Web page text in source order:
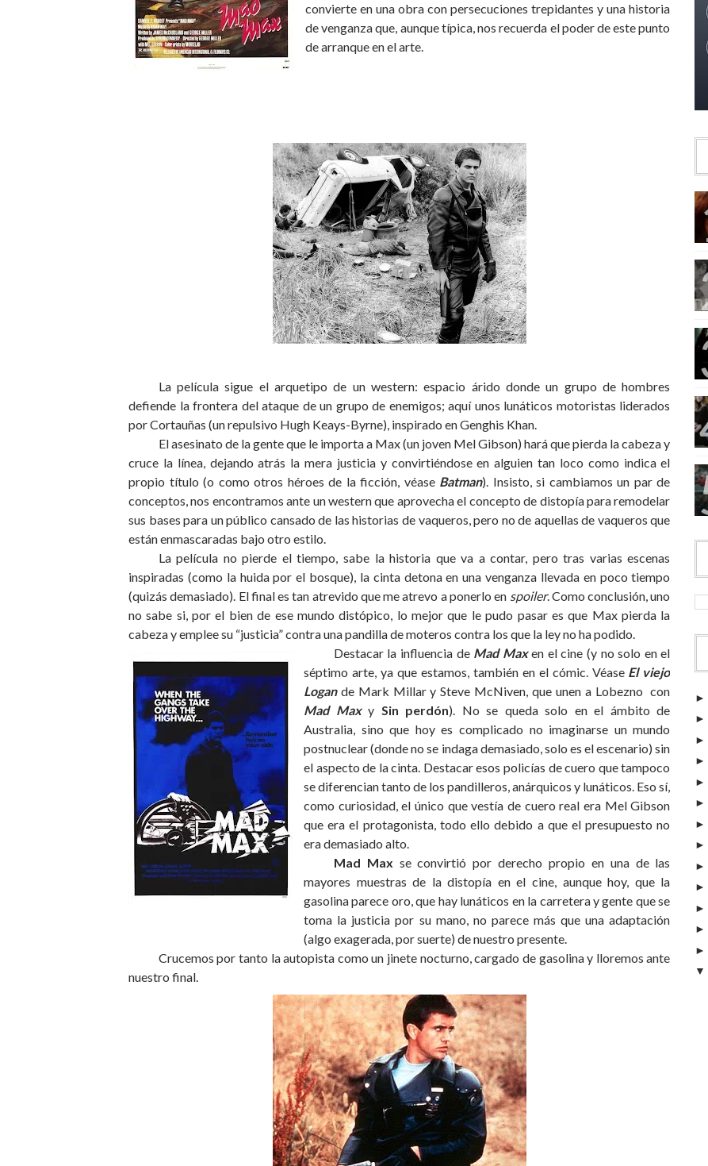
convierte en una obra con persecuciones trepidantes y una historia
de venganza que, aunque típica, nos recuerda el poder de este punto
de arranque en el arte.
La película sigue el arquetipo de un western: espacio árido donde un grupo de hombres
defiende la frontera del ataque de un grupo de enemigos; aquí unos lunáticos motoristas liderados
por Cortauñas (un repulsivo Hugh Keays-Byrne), inspirado en Genghis Khan.
El asesinato de la gente que le importa a Max (un joven Mel Gibson) hará que pierda la cabeza y
cruce la línea, dejando atrás la mera justicia y convirtiéndose en alguien tan loco como indica el
propio título (o como otros héroes de la ficción, véase Batman). Insisto, si cambiamos un par de
conceptos, nos encontramos ante un western que aprovecha el concepto de distopía para remodelar
sus bases para un público cansado de las historias de vaqueros, pero no de aquellas de vaqueros que
están enmascaradas bajo otro estilo.
La película no pierde el tiempo, sabe la historia que va a contar, pero tras varias escenas
inspiradas (como la huida por el bosque), la cinta detona en una venganza llevada en poco tiempo
(quizás demasiado). El final es tan atrevido que me atrevo a ponerlo en spoiler. Como conclusión, uno
no sabe si, por el bien de ese mundo distópico, lo mejor que le pudo pasar es que Max pierda la
cabeza y emplee su “justicia” contra una pandilla de moteros contra los que la ley no ha podido.
Destacar la influencia de Mad Maxen el cine (y no solo en el
séptimo arte, ya que estamos, también en el cómic. Véase El viejo
Logande Mark Millar y Steve McNiven, que unen a Lobezno con
Mad Maxy Sin perdón). No se queda solo en el ámbito de
Australia, sino que hoy es complicado no imaginarse un mundo
postnuclear (donde no se indaga demasiado, solo es el escenario) sin
el aspecto de la cinta. Destacar esos policías de cuero que tampoco
se diferencian tanto de los pandilleros, anárquicos y lunáticos. Eso sí,
como curiosidad, el único que vestía de cuero real era Mel Gibson
que era el protagonista, todo ello debido a que el presupuesto no
era demasiado alto.
Mad Max se convirtió por derecho propio en una de las
mayores muestras de la distopía en el cine, aunque hoy, que la
gasolina parece oro, que hay lunáticos en la carretera y gente que se
toma la justicia por su mano, no parece más que una adaptación
(algo exagerada, por suerte) de nuestro presente.
Crucemos por tanto la autopista como un jinete nocturno, cargado de gasolina y lloremos ante
nuestro final.
►
►
►
►
►
►
►
►
►
►
►
►
►
▼